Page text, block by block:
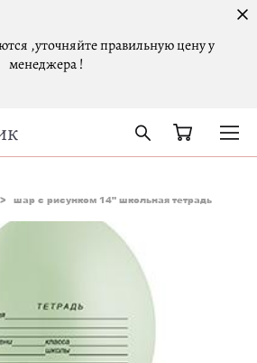
,уточняйте правильную цену у
менеджера !
> шар с рисунком 14" школьная тетрадь